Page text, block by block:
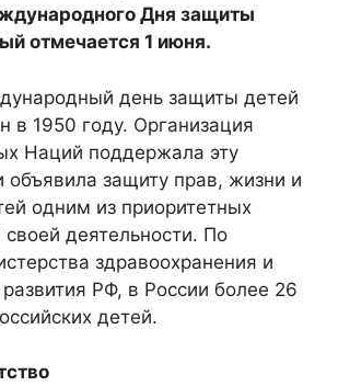
Дня защиты
отмечается 1 июня.
день защиты детей
в 1950 году. Организация
Наций поддержала эту
объявила защиту прав, жизни и
одним из приоритетных
деятельности. По
здравоохранения и
РФ, в России более 26
детей.